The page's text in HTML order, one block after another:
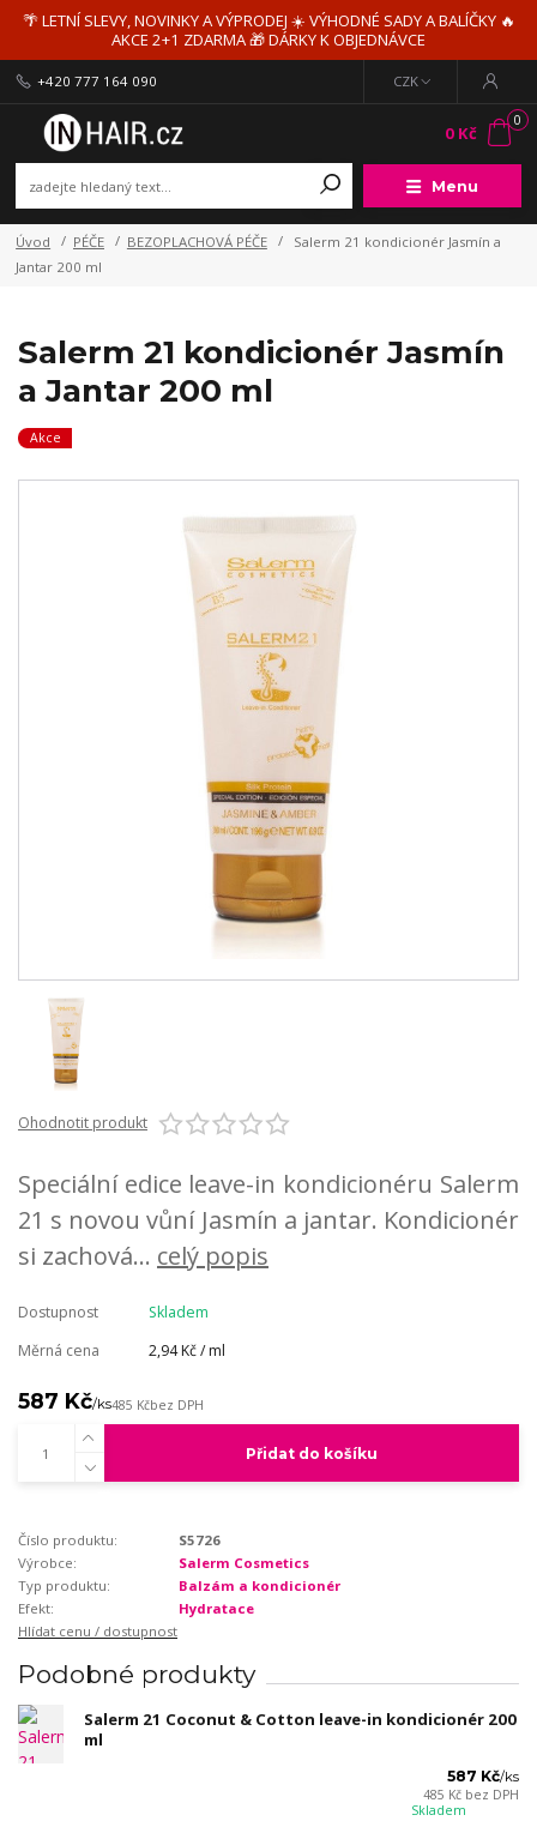
🌴 LETNÍ SLEVY, NOVINKY A VÝPRODEJ ☀️ VÝHODNÉ SADY A BALÍČKY 🔥
AKCE 2+1 ZDARMA 🎁 DÁRKY K OBJEDNÁVCE
Menu
CZK
+420 777 164 090
0
0 Kč
Úvod PÉČE BEZOPLACHOVÁ PÉČE
Salerm 21 kondicionér Jasmín a
Jantar 200 ml
Salerm 21 kondicionér Jasmín
a Jantar 200 ml
Akce
Ohodnotit produkt
Speciální edice leave-in kondicionéru Salerm
21 s novou vůní Jasmín a jantar. Kondicionér
si zachová... celý popis
Dostupnost
Skladem
Měrná cena
2,94 Kč / ml
587 Kč/ks485 Kčbez DPH
Přidat do košíku
Číslo produktu:
S5726
Výrobce:
Salerm Cosmetics
Typ produktu:
Balzám a kondicionér
Efekt:
Hydratace
Hlídat cenu / dostupnost
Podobné produkty
Salerm 21 Coconut & Cotton leave-in kondicionér 200
ml
587 Kč/ks
485 Kč bez DPH
Skladem